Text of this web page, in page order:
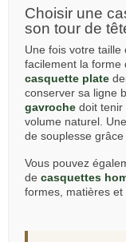
Choisir une
son tour de
Une fois votre
facilement la forme
casquette plate
conserver sa ligne
gavroche doit tenir
volume naturel. Une
de souplesse
Vous pouvez
de casquettes
formes, matières et